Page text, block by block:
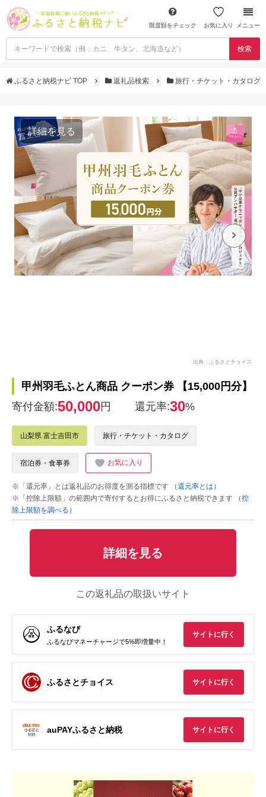
限度額をチェック お気に入り メニュー
検索
ふるさと納税ナビ TOP 返礼品検索 旅行・チケット・カタログ
詳細を見る
出典：ふるさとチョイス
甲州羽毛ふとん商品 クーポン券 【15,000円分】
寄付金額:50,000円 還元率:30%
山梨県 富士吉田市 旅行・チケット・カタログ
宿泊券・食事券 お気に入り
※「還元率」とは返礼品のお得度を測る指標です
（還元率とは）
※「控除上限額」の範囲内で寄付するとお得にふるさと納税できます
（控
除上限額を調べる）
詳細を見る
この返礼品の取扱いサイト
ふるなび
ふるなびマネーチャージで5%即増量中！
サイトに行く
ふるさとチョイス サイトに行く
auPAYふるさと納税 サイトに行く